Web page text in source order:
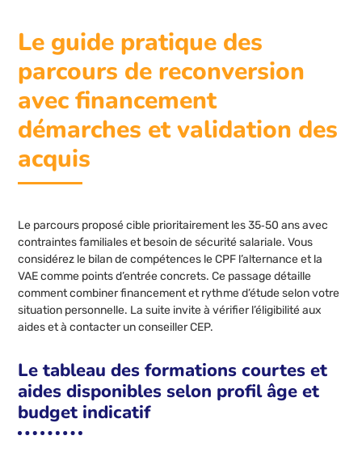
Le guide pratique des
parcours de reconversion
avec financement
démarches et validation des
acquis
Le parcours proposé cible prioritairement les 35‑50 ans avec
contraintes familiales et besoin de sécurité salariale. Vous
considérez le bilan de compétences le CPF l’alternance et la
VAE comme points d’entrée concrets. Ce passage détaille
comment combiner financement et rythme d’étude selon votre
situation personnelle. La suite invite à vérifier l’éligibilité aux
aides et à contacter un conseiller CEP.
Le tableau des formations courtes et
aides disponibles selon profil âge et
budget indicatif